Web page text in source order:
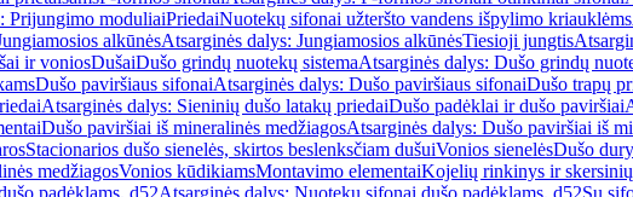
Prijungimo moduliaiPriedaiNuotekų sifonai užteršto vandens išpylimo kriauklėms
alkūnėsAtsarginės dalys: Jungiamosios alkūnėsTiesioji jungtis
ir voniosDušaiDušo grindų nuotekų sistemaAtsarginės dalys: Dušo grindų
Dušo paviršiaus sifonaiAtsarginės dalys: Dušo paviršiaus sifonaiDušo trapų
Atsarginės dalys: Sieninių dušo latakų priedaiDušo padėklai ir dušo paviršiai
Dušo paviršiai iš mineralinės medžiagosAtsarginės dalys: Dušo paviršiai iš
Stacionarios dušo sienelės, skirtos beslenksčiam dušuiVonios sienelėsDušo
medžiagosVonios kūdikiamsMontavimo elementaiKojelių rinkinys ir
padėklams, d52Atsarginės dalys: Nuotekų sifonai dušo padėklams, d52Su